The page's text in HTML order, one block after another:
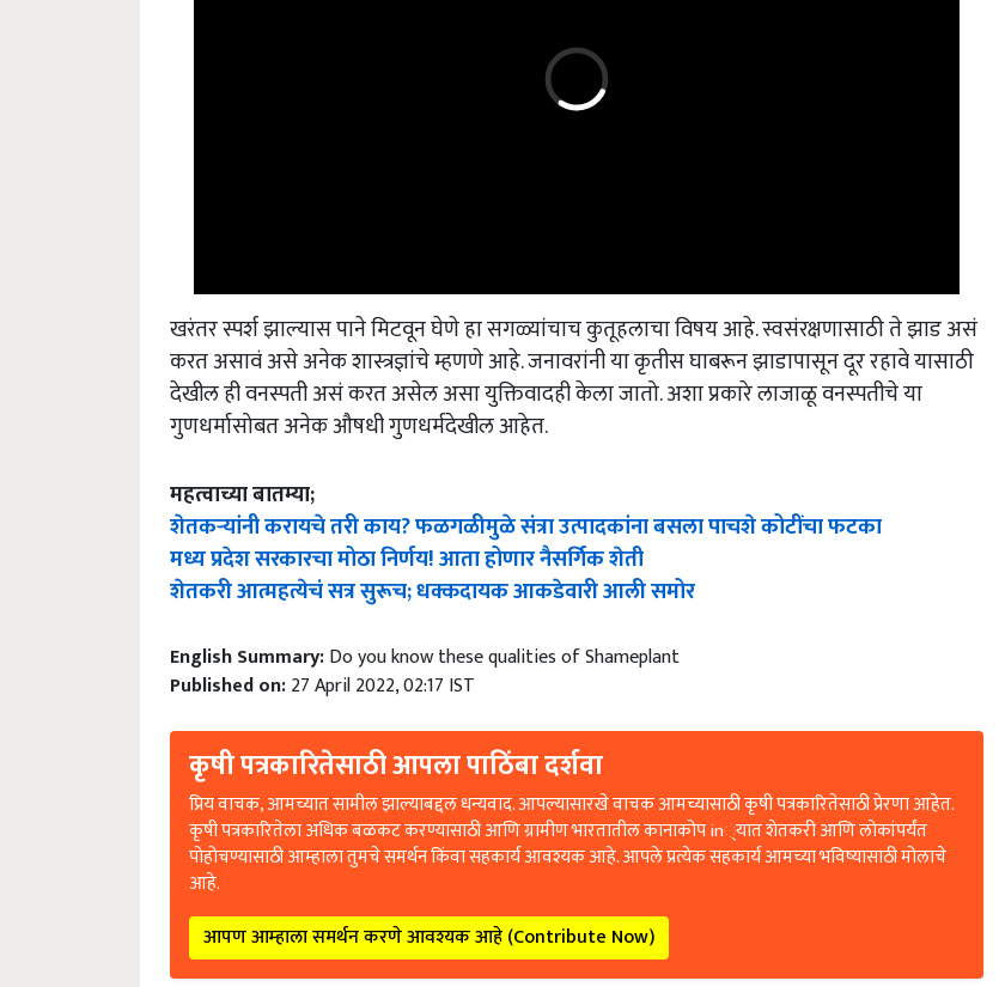
खरंतर स्पर्श झाल्यास पाने मिटवून घेणे हा सगळ्यांचाच कुतूहलाचा विषय आहे. स्वसंरक्षणासाठी ते झाड असं
करत असावं असे अनेक शास्त्रज्ञांचे म्हणणे आहे. जनावरांनी या कृतीस घाबरून झाडापासून दूर रहावे यासाठी
देखील ही वनस्पती असं करत असेल असा युक्तिवादही केला जातो. अशा प्रकारे लाजाळू वनस्पतीचे या
गुणधर्मासोबत अनेक औषधी गुणधर्मदेखील आहेत.
महत्वाच्या बातम्या;
शेतकऱ्यांनी करायचे तरी काय? फळगळीमुळे संत्रा उत्पादकांना बसला पाचशे कोटींचा फटका
मध्य प्रदेश सरकारचा मोठा निर्णय! आता होणार नैसर्गिक शेती
शेतकरी आत्महत्येचं सत्र सुरूच; धक्कदायक आकडेवारी आली समोर
English Summary: Do you know these qualities of Shameplant
Published on: 27 April 2022, 02:17 IST
कृषी पत्रकारितेसाठी आपला पाठिंबा दर्शवा
प्रिय वाचक, आमच्यात सामील झाल्याबद्दल धन्यवाद. आपल्यासारखे वाचक आमच्यासाठी कृषी पत्रकारितेसाठी प्रेरणा आहेत.
कृषी पत्रकारितेला अधिक बळकट करण्यासाठी आणि ग्रामीण भारतातील कानाकोप in्यात शेतकरी आणि लोकांपर्यंत
पोहोचण्यासाठी आम्हाला तुमचे समर्थन किंवा सहकार्य आवश्यक आहे. आपले प्रत्येक सहकार्य आमच्या भविष्यासाठी मोलाचे
आहे.
आपण आम्हाला समर्थन करणे आवश्यक आहे (Contribute Now)